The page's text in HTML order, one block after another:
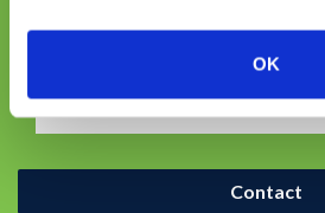
OK
adejong@vmdkoster.nl
Contact